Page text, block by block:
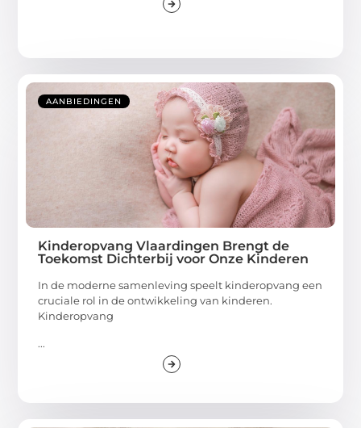
AANBIEDINGEN
Kinderopvang Vlaardingen Brengt de
Toekomst Dichterbij voor Onze Kinderen
In de moderne samenleving speelt kinderopvang een
cruciale rol in de ontwikkeling van kinderen.
Kinderopvang
...